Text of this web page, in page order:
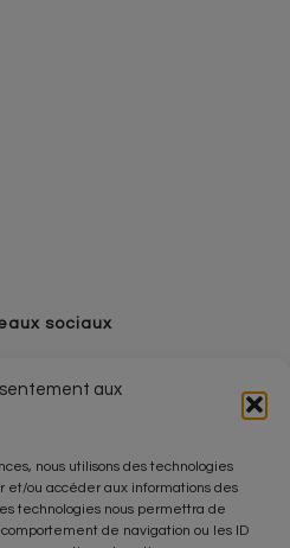
aux
nous utilisons des technologies
et/ou accéder aux informations des
technologies nous permettra de
de navigation ou les ID
sociaux